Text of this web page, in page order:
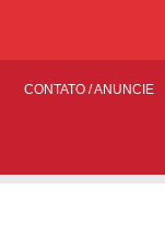
CONTATO /ANUNCIE